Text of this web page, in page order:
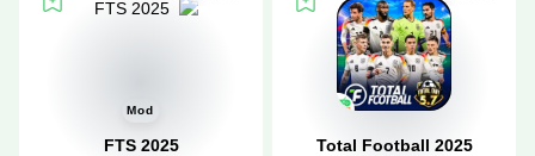
Total Football 2025
Mod
FTS 2025